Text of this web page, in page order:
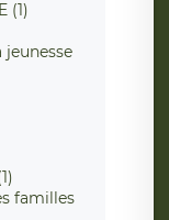
(1)
familles